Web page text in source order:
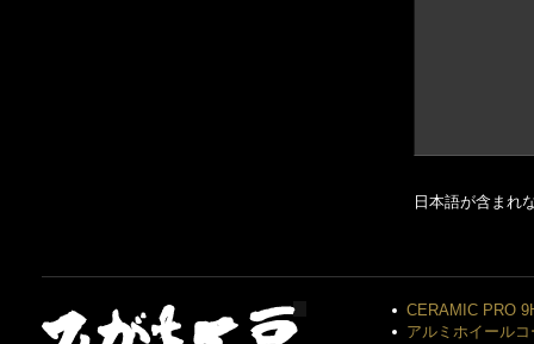
日本語が含まれ
CERAMIC PRO
アルミホイール